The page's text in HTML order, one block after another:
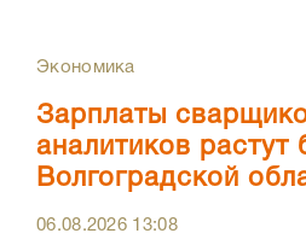
Экономика
Зарплаты
аналитиков растут
Волгоградской
06.08.2026 13:08